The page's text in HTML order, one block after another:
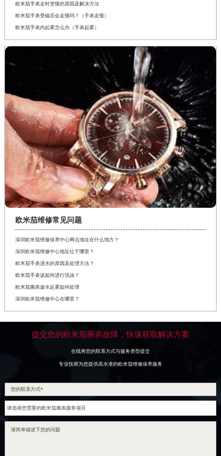
欧米茄手表走时变慢的原因及解决方法
欧米茄手表受磁后会走慢吗？（手表走慢）
欧米茄手表内起雾怎么办（手表起雾）
欧米茄维修常见问题
深圳欧米茄维修保养中心网点地址在什么地方？
深圳欧米茄维修中心地址位于哪里？
欧米茄手表进水的原因及处理方法？
欧米茄手表该如何进行洗油？
欧米茄腕表渗水起雾如何处理
深圳欧米茄维修中心在哪里？
提交您的欧米茄腕表故障，快速获取解决方案
在线将您的联系方式与服务类型提交
专业技师为您提供高水准的欧米茄维修保养服务